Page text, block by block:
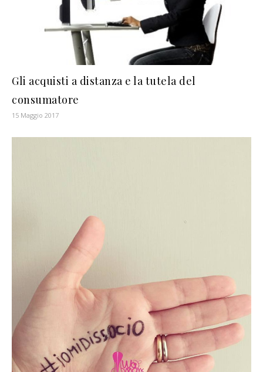
Gli acquisti a distanza e la tutela del
consumatore
15 Maggio 2017